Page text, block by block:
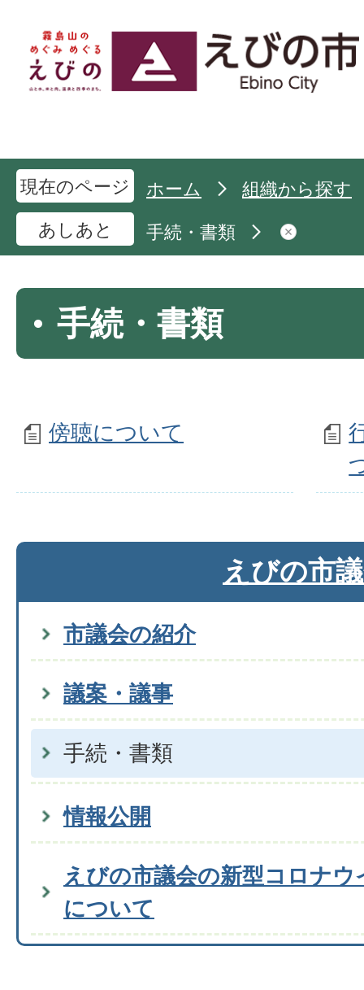
現在のページ ホーム
組織から探す
あしあと
手続・書類
手続・書類
傍聴について
えびの市
市議会の紹介
議案・議事
手続・書類
情報公開
えびの市議会の新型コロナ
について